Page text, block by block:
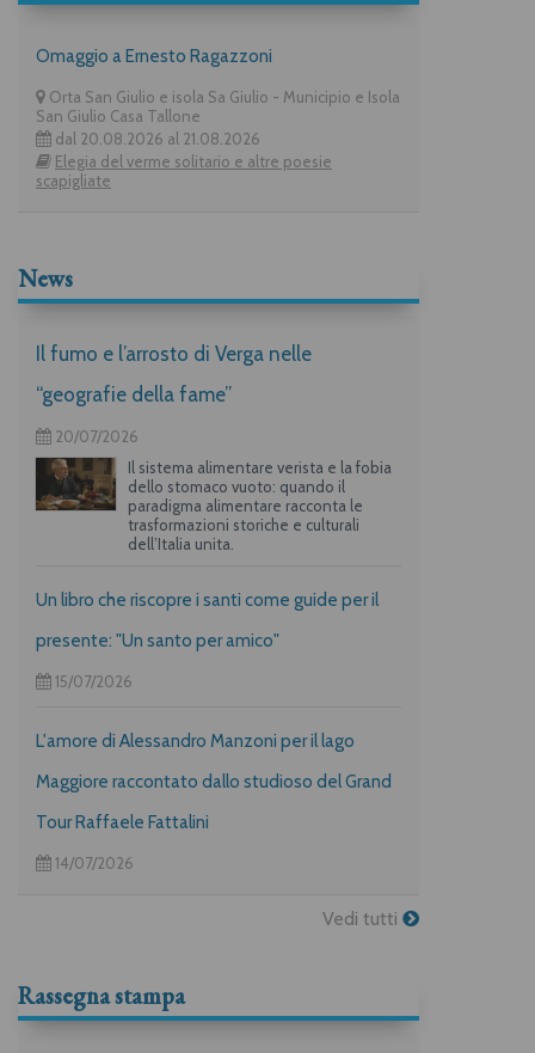
Omaggio a Ernesto Ragazzoni
Orta San Giulio e isola Sa Giulio - Municipio e Isola
San Giulio Casa Tallone
dal 20.08.2026 al 21.08.2026
Elegia del verme solitario e altre poesie
scapigliate
News
Il fumo e l’arrosto di Verga nelle
“geografie della fame”
20/07/2026
Il sistema alimentare verista e la fobia
dello stomaco vuoto: quando il
paradigma alimentare racconta le
trasformazioni storiche e culturali
dell’Italia unita.
Un libro che riscopre i santi come guide per il
presente: "Un santo per amico"
15/07/2026
L'amore di Alessandro Manzoni per il lago
Maggiore raccontato dallo studioso del Grand
Tour Raffaele Fattalini
14/07/2026
Vedi tutti
Rassegna stampa